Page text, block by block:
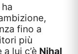
fino a
più
lui c’è Nihal